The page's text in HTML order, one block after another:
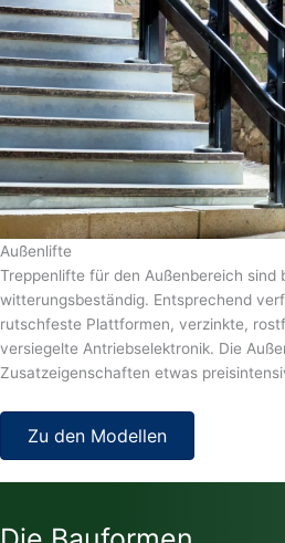
Außenlifte
Treppenlifte für den Außenbereich sind
witterungsbeständig. Entsprechend
rutschfeste Plattformen, verzinkte,
versiegelte Antriebselektronik. Die
Zusatzeigenschaften etwas
Zu den Modellen